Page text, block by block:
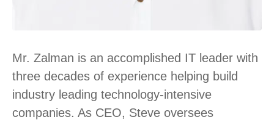
Mr. Zalman is an accomplished IT leader with
three decades of experience helping build
industry leading technology-intensive
companies. As CEO, Steve oversees